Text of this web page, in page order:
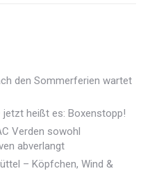
den Sommerferien wartet
heißt es: Boxenstopp!
Verden sowohl
abverlangt
– Köpfchen, Wind &